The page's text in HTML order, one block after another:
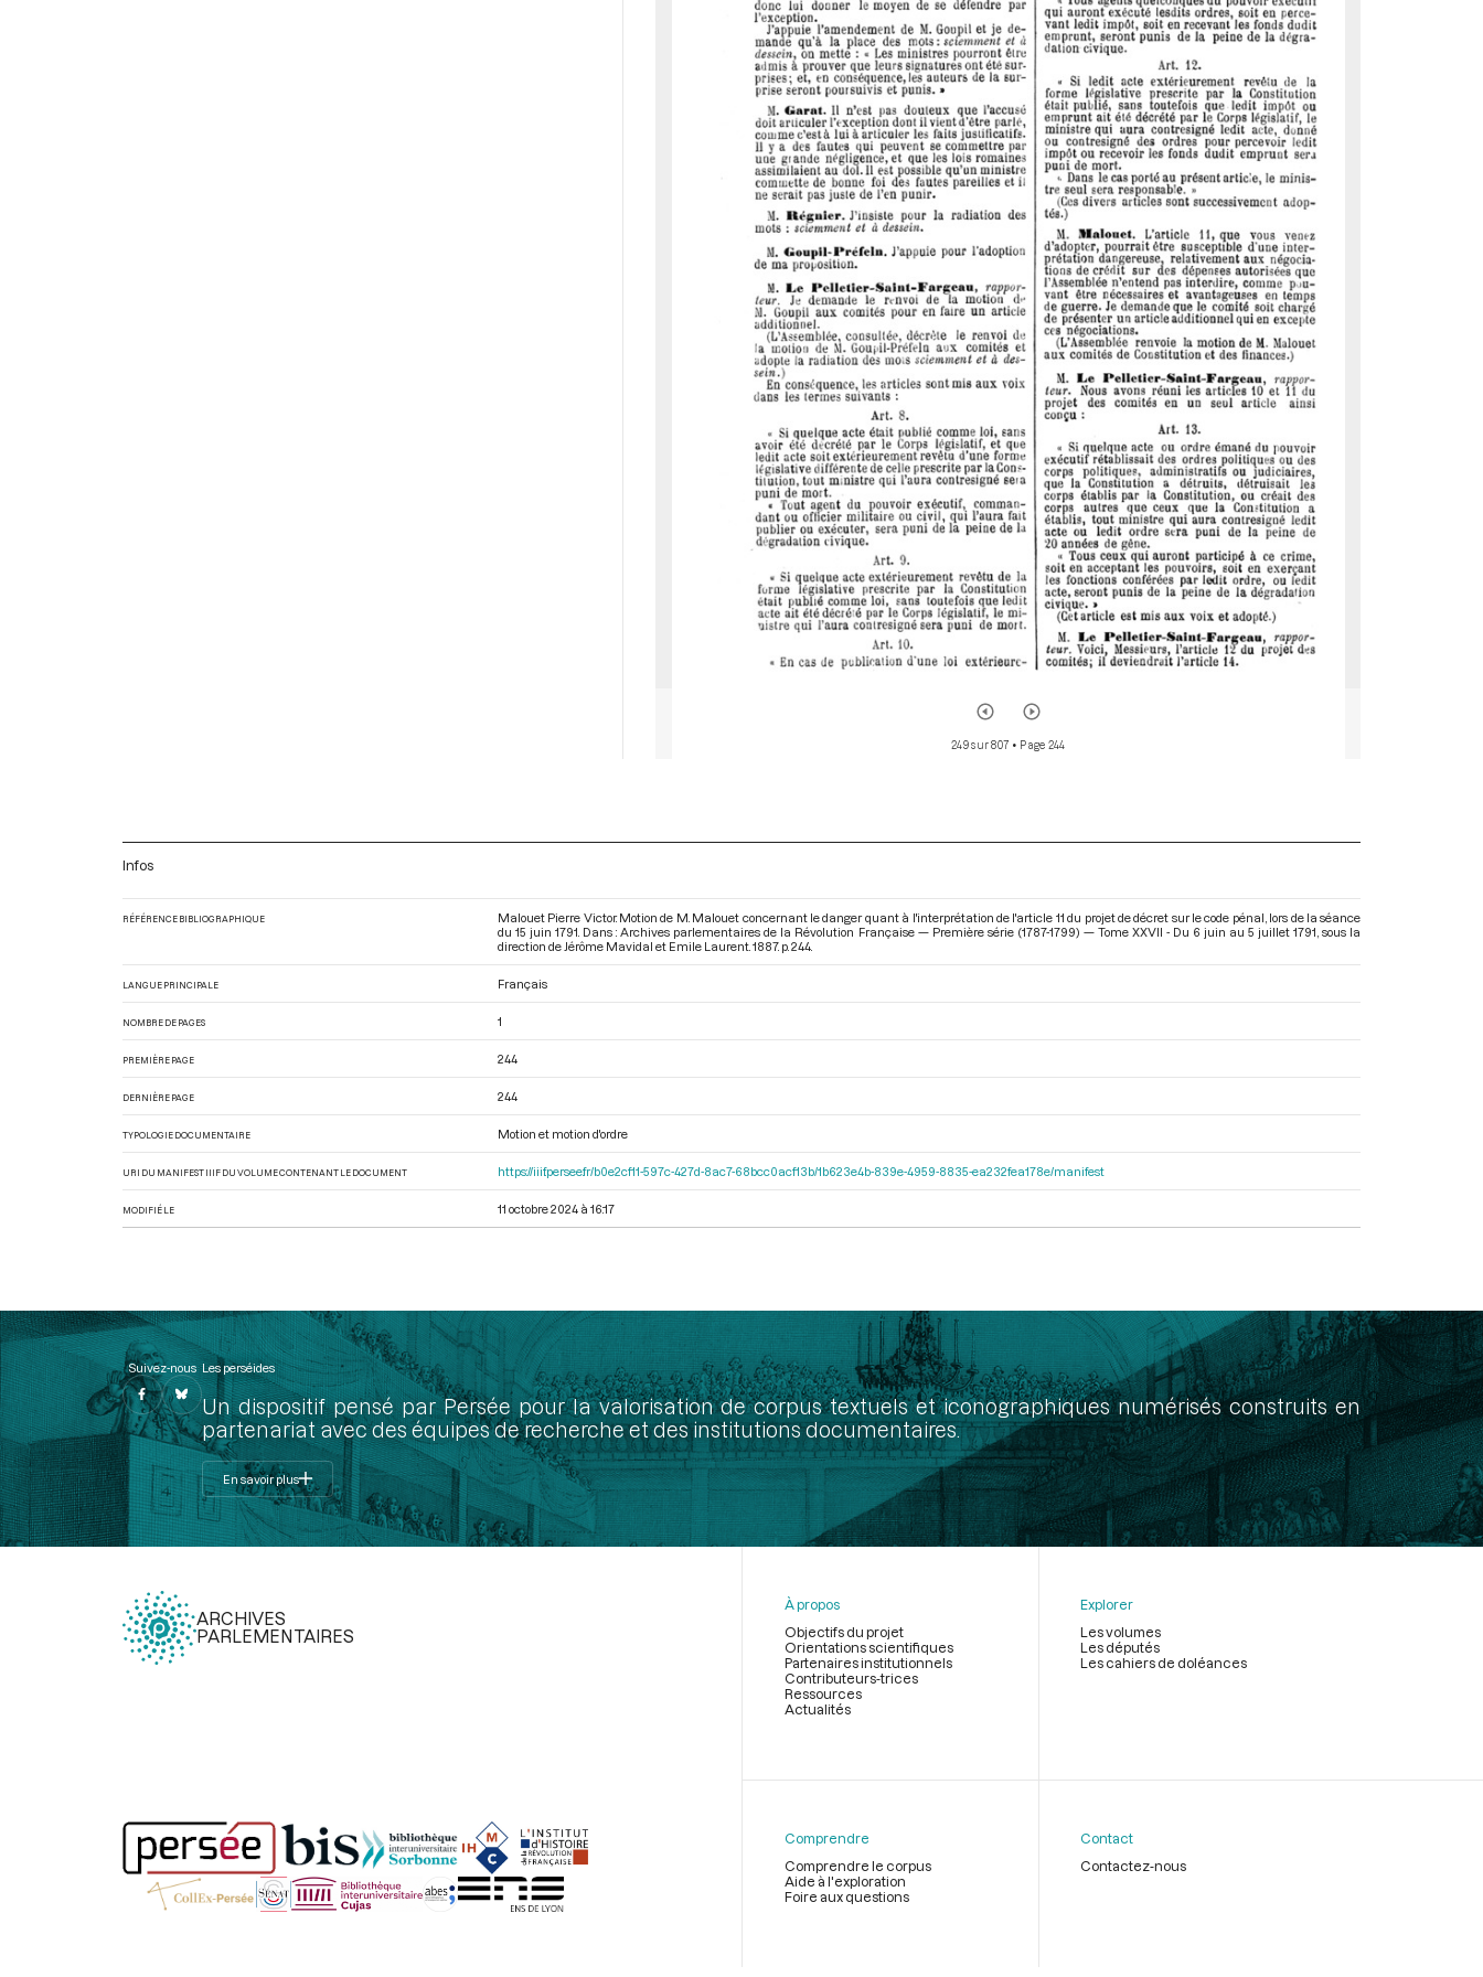
249 sur 807 • Page 244
Infos
RÉFÉRENCE BIBLIOGRAPHIQUE
Malouet Pierre Victor. Motion de M. Malouet concernant le danger quant à l'interprétation de l'article 11 du projet de décret sur le code pénal, lors de la séance
du 15 juin 1791. Dans : Archives parlementaires de la Révolution Française — Première série (1787-1799) — Tome XXVII - Du 6 juin au 5 juillet 1791 , sous la
direction de Jérôme Mavidal et Emile Laurent. 1887. p. 244.
LANGUE PRINCIPALE Français
NOMBRE DE PAGES 1
PREMIÈRE PAGE 244
DERNIÈRE PAGE 244
TYPOLOGIE DOCUMENTAIRE Motion et motion d'ordre
URI DU MANIFEST IIIF DU VOLUME CONTENANT LE DOCUMENT https://iiif.persee.fr/b0e2cf11-597c-427d-8ac7-68bcc0acf13b/1b623e4b-839e-4959-8835-ea232fea178e/manifest
MODIFIÉ LE 11 octobre 2024 à 16:17
Suivez-nous Les perséides
Un dispositif pensé par Persée pour la valorisation de corpus textuels et iconographiques numérisés construits en
partenariat avec des équipes de recherche et des institutions documentaires.
En savoir plus
ARCHIVES
PARLEMENTAIRES
page
À propos
Objectifs du projet
Orientations scientifiques
Partenaires institutionnels
Contributeurs-trices
Ressources
Actualités
Explorer
Les volumes
Les députés
Les cahiers de doléances
Comprendre
Comprendre le corpus
Aide à l'exploration
Foire aux questions
Contact
Contactez-nous